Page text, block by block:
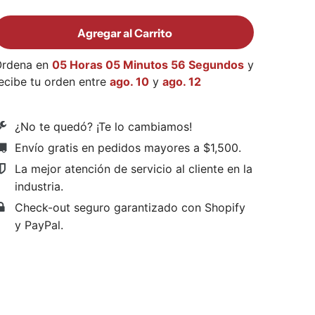
Agregar al Carrito
en 05 Horas 05 Minutos 55 Segundosy
tu orden entre ago. 10 y ago. 12
¿No te quedó? ¡Te lo cambiamos!
Envío gratis en pedidos mayores a $1,500.
La mejor atención de servicio al cliente en la
industria.
Check-out seguro garantizado con Shopify
y PayPal.